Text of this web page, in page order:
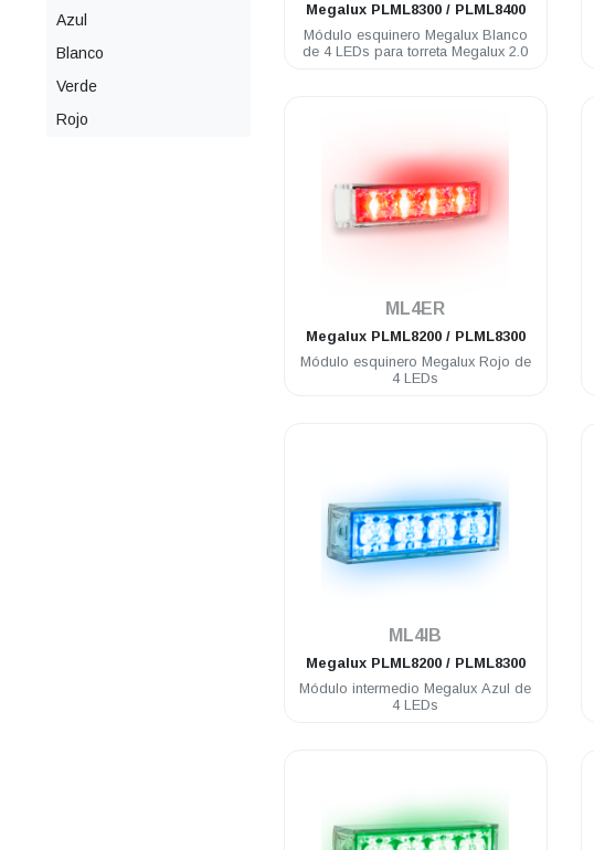
Azul
Blanco
Verde
Rojo
Megalux PLML8300 / PLML8400
Módulo esquinero Megalux Blanco
de 4 LEDs para torreta Megalux 2.0
ML4ER
Megalux PLML8200 / PLML8300
Módulo esquinero Megalux Rojo de
4 LEDs
ML4IB
Megalux PLML8200 / PLML8300
Módulo intermedio Megalux Azul de
4 LEDs